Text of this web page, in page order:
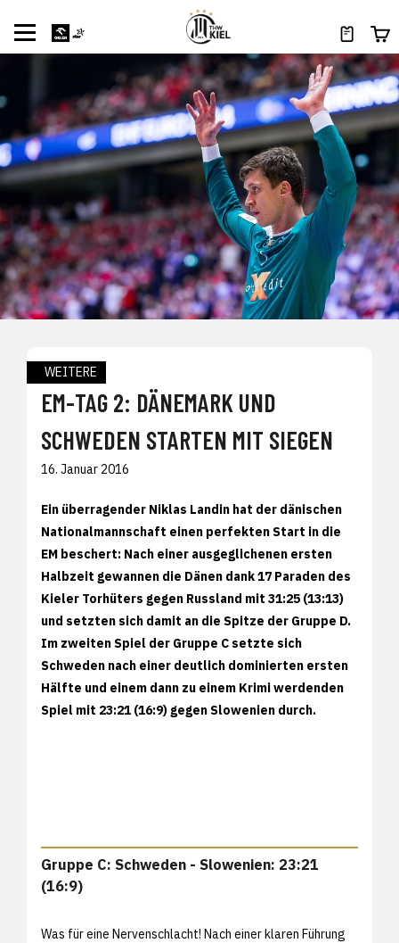
WEITERE
EM-TAG 2: DÄNEMARK UND
SCHWEDEN STARTEN MIT SIEGEN
16. Januar 2016
Ein überragender Niklas Landin hat der dänischen
Nationalmannschaft einen perfekten Start in die
EM beschert: Nach einer ausgeglichenen ersten
Halbzeit gewannen die Dänen dank 17 Paraden des
Kieler Torhüters gegen Russland mit 31:25 (13:13)
und setzten sich damit an die Spitze der Gruppe D.
Im zweiten Spiel der Gruppe C setzte sich
Schweden nach einer deutlich dominierten ersten
Hälfte und einem dann zu einem Krimi werdenden
Spiel mit 23:21 (16:9) gegen Slowenien durch.
Gruppe C: Schweden - Slowenien: 23:21
(16:9)
Was für eine Nervenschlacht! Nach einer klaren Führung